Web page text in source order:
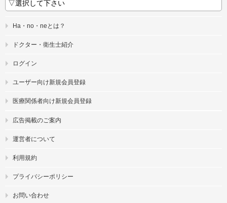
Ha・no・neとは？
ドクター・衛生士紹介
ログイン
ユーザー向け新規会員登録
医療関係者向け新規会員登録
広告掲載のご案内
運営者について
利用規約
プライバシーポリシー
お問い合わせ